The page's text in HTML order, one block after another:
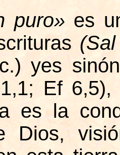
puro» es
yes
Ef 6,5),
es la
Dios,